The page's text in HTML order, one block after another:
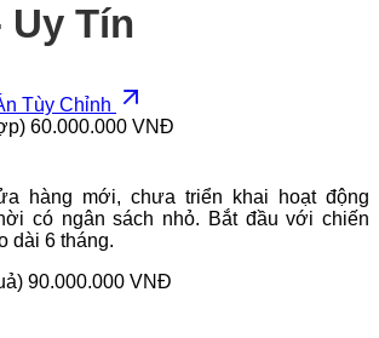
Uy Tín
Tùy Chỉnh
60.000.000 VNĐ
hàng mới, chưa triển khai hoạt động
có ngân sách nhỏ. Bắt đầu với chiến
dài 6 tháng.
90.000.000 VNĐ